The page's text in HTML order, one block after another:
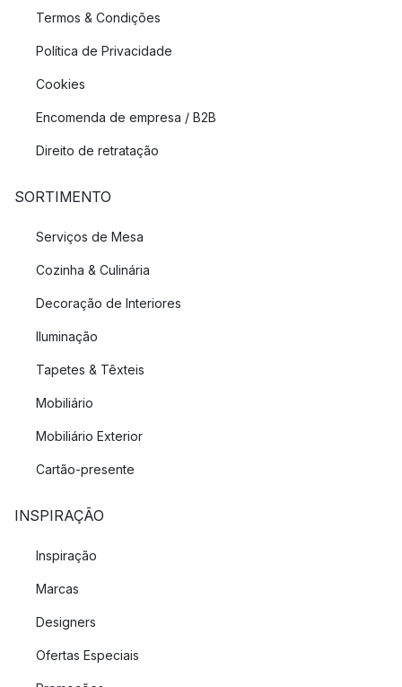
Termos & Condições
Política de Privacidade
Cookies
Encomenda de empresa / B2B
Direito de retratação
SORTIMENTO
Serviços de Mesa
Cozinha & Culinária
Decoração de Interiores
Iluminação
Tapetes & Têxteis
Mobiliário
Mobiliário Exterior
Cartão-presente
INSPIRAÇÃO
Inspiração
Marcas
Designers
Ofertas Especiais